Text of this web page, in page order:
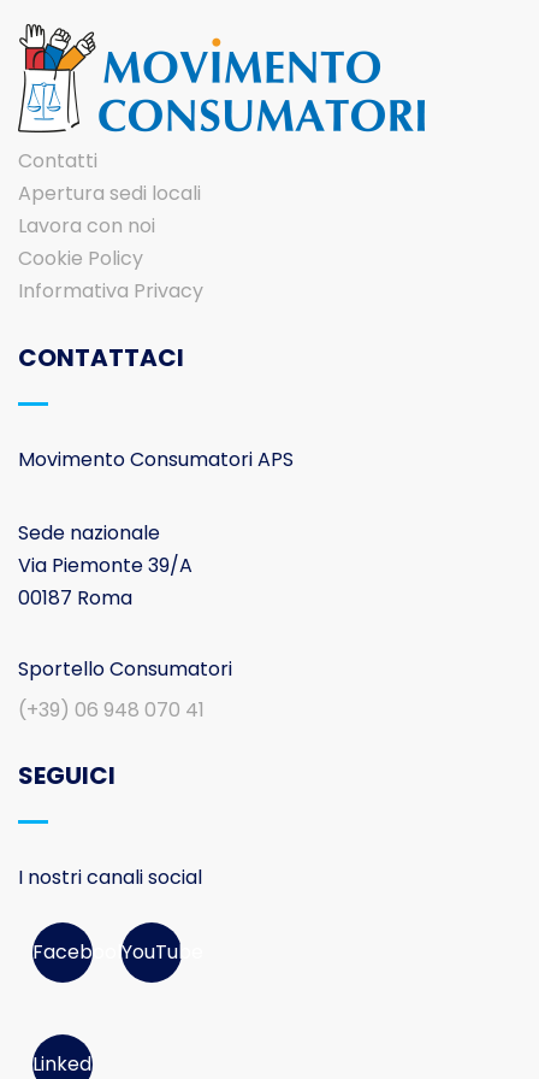
Contatti
Apertura sedi locali
Lavora con noi
Cookie Policy
Informativa Privacy
CONTATTACI
Movimento Consumatori APS
Sede nazionale
Via Piemonte 39/A
00187 Roma
Sportello Consumatori
(+39) 06 948 070 41
SEGUICI
I nostri canali social
FacebookYouTube
Linked